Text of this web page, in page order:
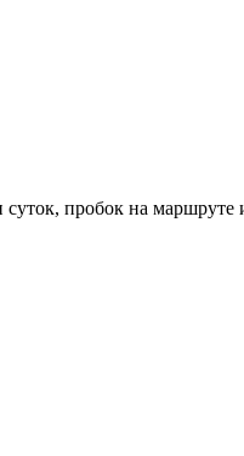
пробок на маршруте